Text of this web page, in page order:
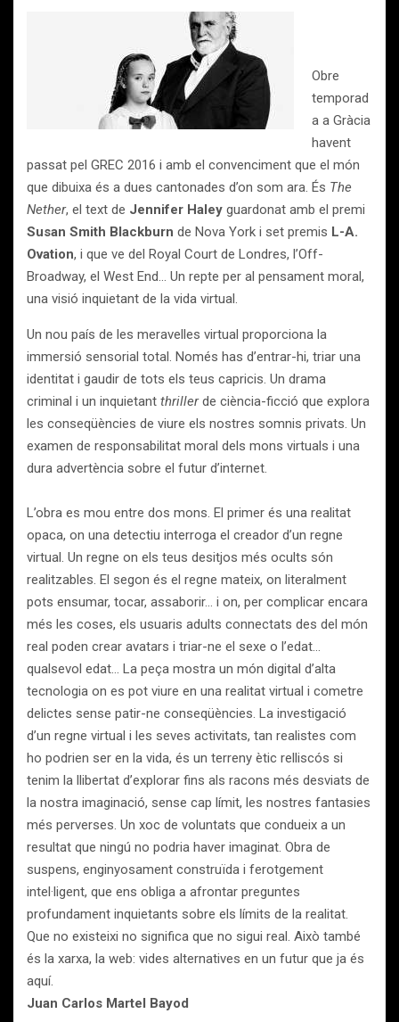
Obre
temporad
a a Gràcia
havent
passat pel GREC 2016 i amb el convenciment que el món
que dibuixa és a dues cantonades d’on som ara. És The
Nether, el text de Jennifer Haley guardonat amb el premi
Susan Smith Blackburn de Nova York i set premis L-A.
Ovation, i que ve del Royal Court de Londres, l’Off-
Broadway, el West End… Un repte per al pensament moral,
una visió inquietant de la vida virtual.
Un nou país de les meravelles virtual proporciona la
immersió sensorial total. Només has d’entrar-hi, triar una
identitat i gaudir de tots els teus capricis. Un drama
criminal i un inquietant thrillerde ciència-ficció que explora
les conseqüències de viure els nostres somnis privats. Un
examen de responsabilitat moral dels mons virtuals i una
dura advertència sobre el futur d’internet.
L’obra es mou entre dos mons. El primer és una realitat
opaca, on una detectiu interroga el creador d’un regne
virtual. Un regne on els teus desitjos més ocults són
realitzables. El segon és el regne mateix, on literalment
pots ensumar, tocar, assaborir… i on, per complicar encara
més les coses, els usuaris adults connectats des del món
real poden crear avatars i triar-ne el sexe o l’edat…
qualsevol edat… La peça mostra un món digital d’alta
tecnologia on es pot viure en una realitat virtual i cometre
delictes sense patir-ne conseqüències. La investigació
d’un regne virtual i les seves activitats, tan realistes com
ho podrien ser en la vida, és un terreny ètic relliscós si
tenim la llibertat d’explorar fins als racons més desviats de
la nostra imaginació, sense cap límit, les nostres fantasies
més perverses. Un xoc de voluntats que condueix a un
resultat que ningú no podria haver imaginat. Obra de
suspens, enginyosament construïda i ferotgement
intel·ligent, que ens obliga a afrontar preguntes
profundament inquietants sobre els límits de la realitat.
Que no existeixi no significa que no sigui real. Això també
és la xarxa, la web: vides alternatives en un futur que ja és
aquí.
Juan Carlos Martel Bayod